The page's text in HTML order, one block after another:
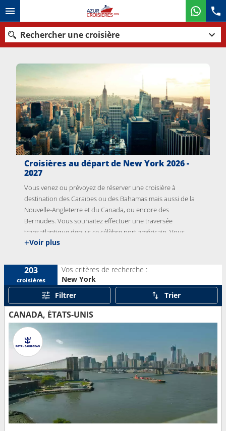
Rechercher une croisière
Nos destinations
Mois de départ
Ports Compagnies
Rechercher
Croisières au départ de New York 2026 -
2027
Vous venez ou prévoyez de réserver une croisière à
destination desCaraïbesou des Bahamas mais aussi de la
Nouvelle-Angleterre et du Canada, ou encore des
Bermudes. Vous souhaitez effectuer une traversée
transatlantique depuis ce célèbre port américain. Vous
trouverez ici toutes les informations adéquates pour bien
+Voir plus
203
croisières
Vos critères de recherche :
New York
Filtrer
Trier
CANADA, ÉTATS-UNIS